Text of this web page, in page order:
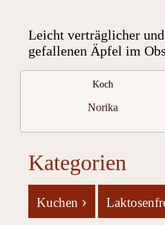
Leicht verträglicher
gefallenen Äpfel im
Koch
Norika
Kategorien
Kuchen ›